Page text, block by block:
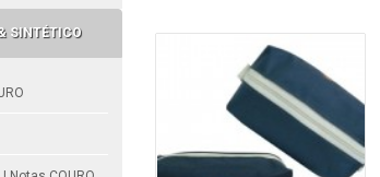
SINTÉTICO